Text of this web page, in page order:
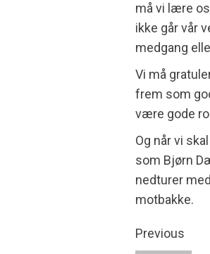
må vi lære
ikke går vår
medgang
Vi må
frem som
være gode
Og når vi
som Bjørn
nedturer
motbakke.
Previous